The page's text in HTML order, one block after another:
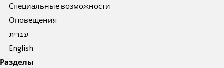
Специальные возможности
Оповещения
עברית
English
Разделы